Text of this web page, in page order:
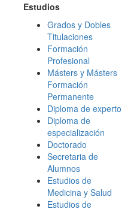
Estudios
Grados y Dobles
Titulaciones
Formación
Profesional
Másters y Másters
Formación
Permanente
Diploma de experto
Diploma de
especialización
Doctorado
Secretaria de
Alumnos
Estudios de
Medicina y Salud
Estudios de